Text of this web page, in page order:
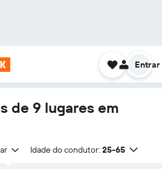
Entrar
de 9 lugares em
Idade do condutor: 25-65